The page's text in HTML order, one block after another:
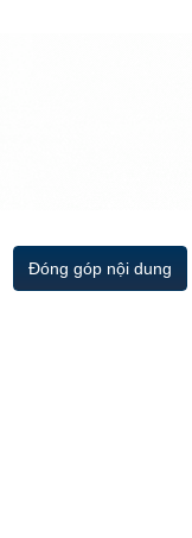
Đóng góp nội dung